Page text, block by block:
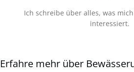
Ich schreibe über alles, was
interessiert.
Erfahre mehr über